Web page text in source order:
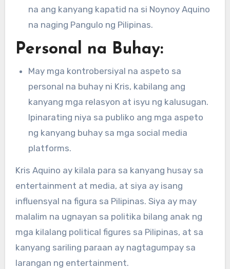
na ang kanyang kapatid na si Noynoy Aquino
na naging Pangulo ng Pilipinas.
Personal na Buhay:
May mga kontrobersiyal na aspeto sa
personal na buhay ni Kris, kabilang ang
kanyang mga relasyon at isyu ng kalusugan.
Ipinarating niya sa publiko ang mga aspeto
ng kanyang buhay sa mga social media
platforms.
Kris Aquino ay kilala para sa kanyang husay sa
entertainment at media, at siya ay isang
influensyal na figura sa Pilipinas. Siya ay may
malalim na ugnayan sa politika bilang anak ng
mga kilalang political figures sa Pilipinas, at sa
kanyang sariling paraan ay nagtagumpay sa
larangan ng entertainment.